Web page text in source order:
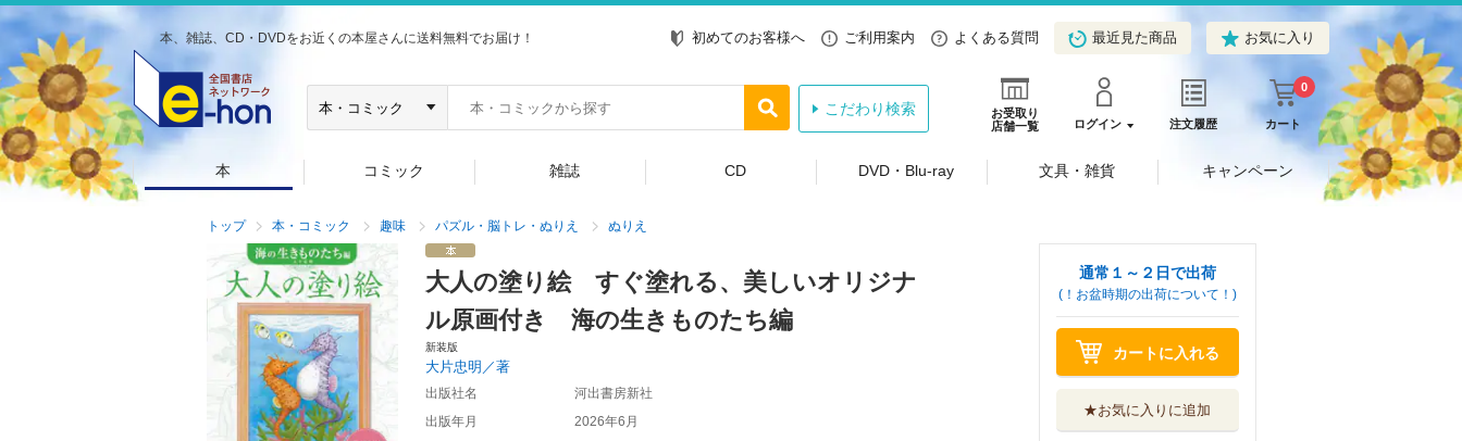
本、雑誌、CD・DVDをお近くの本屋さんに送料無料でお届け！ 初めてのお客様へ ご利用案内 よくある質問 最近見た商品 お気に入り
お受取り
店舗一覧
ログイン 注文履歴 カート
0
こだわり検索
本 コミック 雑誌 CD DVD・Blu-ray 文具・雑貨 キャンペーン
トップ 本・コミック 趣味 パズル・脳トレ・ぬりえ ぬりえ
大人の塗り絵 すぐ塗れる、美しいオリジナ
ル原画付き 海の生きものたち編
新装版
大片忠明／著
出版社名
河出書房新社
出版年月
2026年6月
通常１～２日で出荷
(！お盆時期の出荷について！)
カートに入れる
★お気に入りに追加